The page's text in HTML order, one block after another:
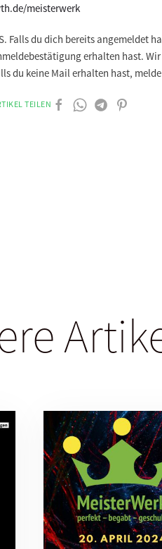
meisterwerk
Falls du dich bereits angemeldet
erhalten hast.
du keine Mail erhalten hast,
TEILEN